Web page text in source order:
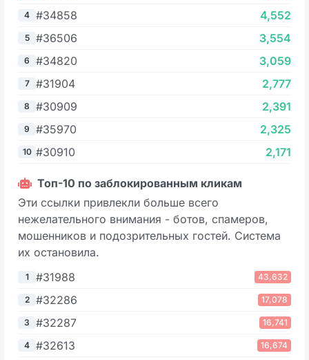
4 #34858 4,552
5 #36506 3,554
6 #34820 3,059
7 #31904 2,777
8 #30909 2,391
9 #35970 2,325
10 #30910 2,171
Топ-10 по заблокированным кликам
Эти ссылки привлекли больше всего
нежелательного внимания - ботов, спамеров,
мошенников и подозрительных гостей. Система
их остановила.
1 #31988 43,632
2 #32286 17,078
3 #32287 16,741
4 #32613 16,674